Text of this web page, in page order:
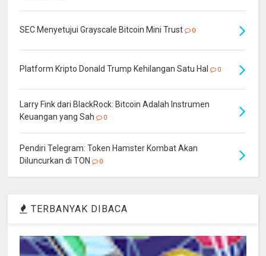
SEC Menyetujui Grayscale Bitcoin Mini Trust 0
Platform Kripto Donald Trump Kehilangan Satu Hal 0
Larry Fink dari BlackRock: Bitcoin Adalah Instrumen
Keuangan yang Sah
0
Pendiri Telegram: Token Hamster Kombat Akan
Diluncurkan di TON
0
TERBANYAK DIBACA